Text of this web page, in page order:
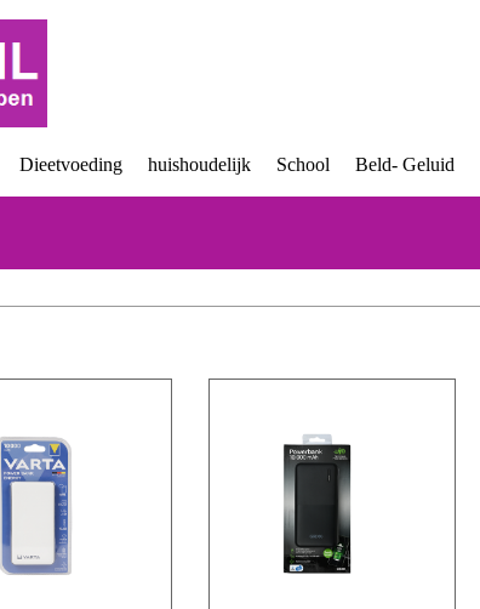
Dieetvoeding huishoudelijk School Beld- Geluid